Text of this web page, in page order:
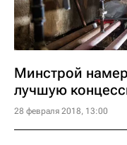
Минстрой
лучшую
28 февраля 2018, 13:00